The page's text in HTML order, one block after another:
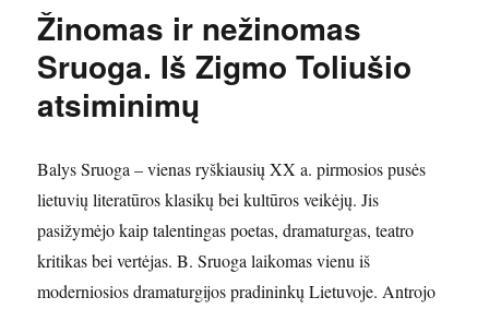
Žinomas ir nežinomas
Sruoga. Iš Zigmo Toliušio
atsiminimų
Balys Sruoga – vienas ryškiausių XX a. pirmosios pusės
lietuvių literatūros klasikų bei kultūros veikėjų. Jis
pasižymėjo kaip talentingas poetas, dramaturgas, teatro
kritikas bei vertėjas. B. Sruoga laikomas vienu iš
moderniosios dramaturgijos pradininkų Lietuvoje. Antrojo